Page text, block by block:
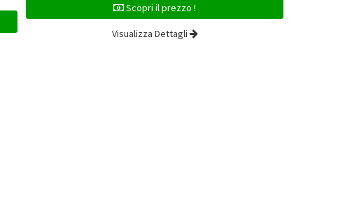
Scopri il prezzo !
Visualizza Dettagli